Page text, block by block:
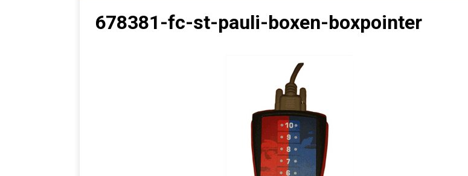
678381-fc-st-pauli-boxen-boxpointer